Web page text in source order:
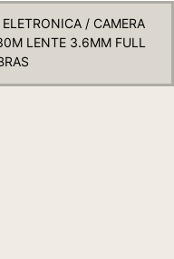
/ CAMERA
LENTE 3.6MM FULL